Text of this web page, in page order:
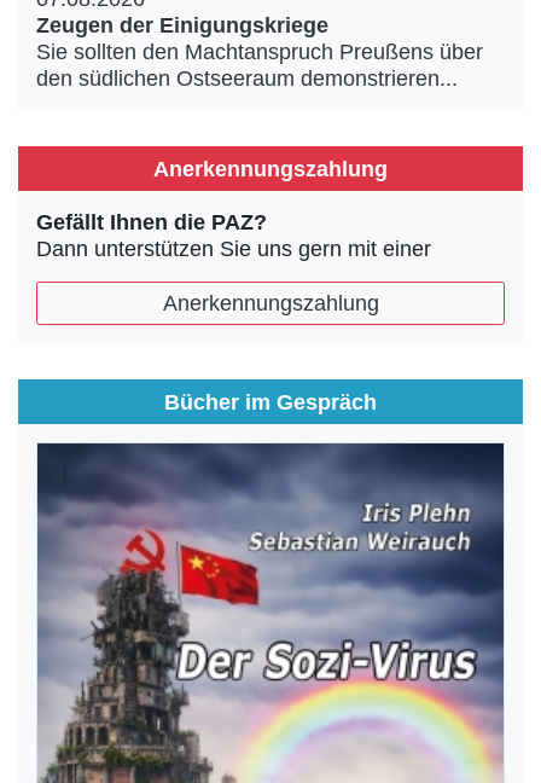
Zeugen der Einigungskriege
Sie sollten den Machtanspruch Preußens über
den südlichen Ostseeraum demonstrieren...
Anerkennungszahlung
Gefällt Ihnen die PAZ?
Dann unterstützen Sie uns gern mit einer
Anerkennungszahlung
Bücher im Gespräch